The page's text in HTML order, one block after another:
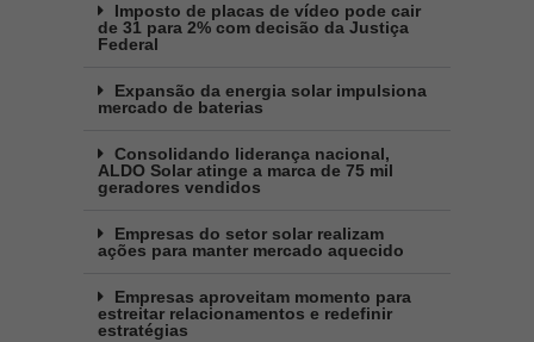
Imposto de placas de vídeo pode cair
de 31 para 2% com decisão da Justiça
Federal
Expansão da energia solar impulsiona
mercado de baterias
Consolidando liderança nacional,
ALDO Solar atinge a marca de 75 mil
geradores vendidos
Empresas do setor solar realizam
ações para manter mercado aquecido
Empresas aproveitam momento para
estreitar relacionamentos e redefinir
estratégias